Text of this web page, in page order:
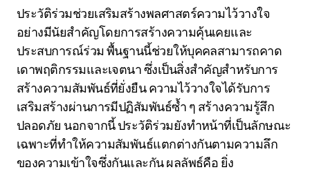
ประวัติร่วมช่วยเสริมสร้างพลศาสตร์ความไว้วางใจ
อย่างมีนัยสำคัญโดยการสร้างความคุ้นเคยและ
ประสบการณ์ร่วม พื้นฐานนี้ช่วยให้บุคคลสามารถคาด
เดาพฤติกรรมและเจตนา ซึ่งเป็นสิ่งสำคัญสำหรับการ
สร้างความสัมพันธ์ที่ยั่งยืน ความไว้วางใจได้รับการ
เสริมสร้างผ่านการมีปฏิสัมพันธ์ซ้ำ ๆ สร้างความรู้สึก
ปลอดภัย นอกจากนี้ ประวัติร่วมยังทำหน้าที่เป็นลักษณะ
เฉพาะที่ทำให้ความสัมพันธ์แตกต่างกันตามความลึก
ของความเข้าใจซึ่งกันและกัน ผลลัพธ์คือ ยิ่ง